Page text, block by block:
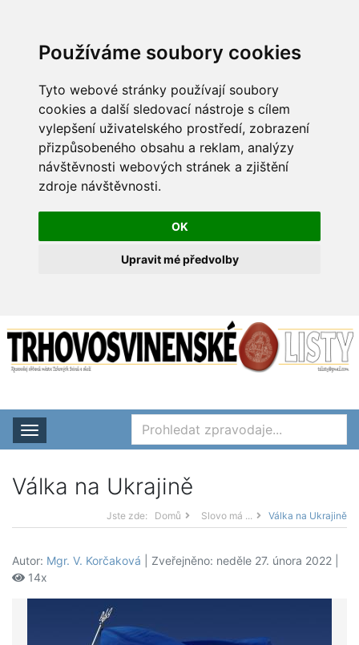
Používáme soubory cookies
Tyto webové stránky používají soubory
cookies a další sledovací nástroje s cílem
vylepšení uživatelského prostředí, zobrazení
přizpůsobeného obsahu a reklam, analýzy
návštěvnosti webových stránek a zjištění
zdroje návštěvnosti.
OK
Upravit mé předvolby
Rozbalit nabídku
Válka na Ukrajině
Jste zde: Domů Slovo má ... Válka na Ukrajině
Autor: Mgr. V. Korčaková | Zveřejněno: neděle 27. února 2022 |
14x